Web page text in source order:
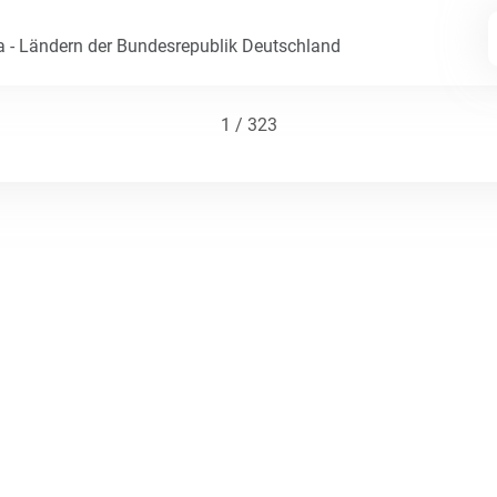
Ländern der Bundesrepublik Deutschland
1 / 323